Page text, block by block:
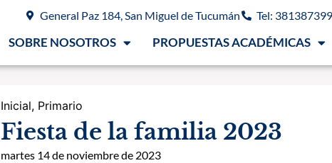
General Paz 184, San Miguel de Tucumán Tel:
SOBRE NOSOTROS PROPUESTAS ACADÉMICAS
Inicial, Primario
Fiesta de la familia 2023
martes 14 de noviembre de 2023